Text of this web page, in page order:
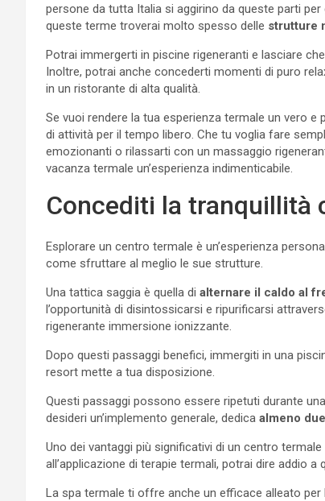
persone da tutta Italia si aggirino da queste parti
queste terme troverai molto spesso delle strutture
Potrai immergerti in piscine rigeneranti e lasciare
Inoltre, potrai anche concederti momenti di puro
in un ristorante di alta qualità.
Se vuoi rendere la tua esperienza termale un vero
di attività per il tempo libero. Che tu voglia fare
emozionanti o rilassarti con un massaggio
vacanza termale un’esperienza indimenticabile.
Concediti la tranquillità
Esplorare un centro termale è un’esperienza
come sfruttare al meglio le sue strutture.
Una tattica saggia è quella di alternare il caldo al
l’opportunità di disintossicarsi e ripurificarsi
rigenerante immersione ionizzante.
Dopo questi passaggi benefici, immergiti in una
resort mette a tua disposizione.
Questi passaggi possono essere ripetuti durante
desideri un’implemento generale, dedica almeno
Uno dei vantaggi più significativi di un centro termale
all’applicazione di terapie termali, potrai dire addio
La spa termale ti offre anche un efficace alleato per